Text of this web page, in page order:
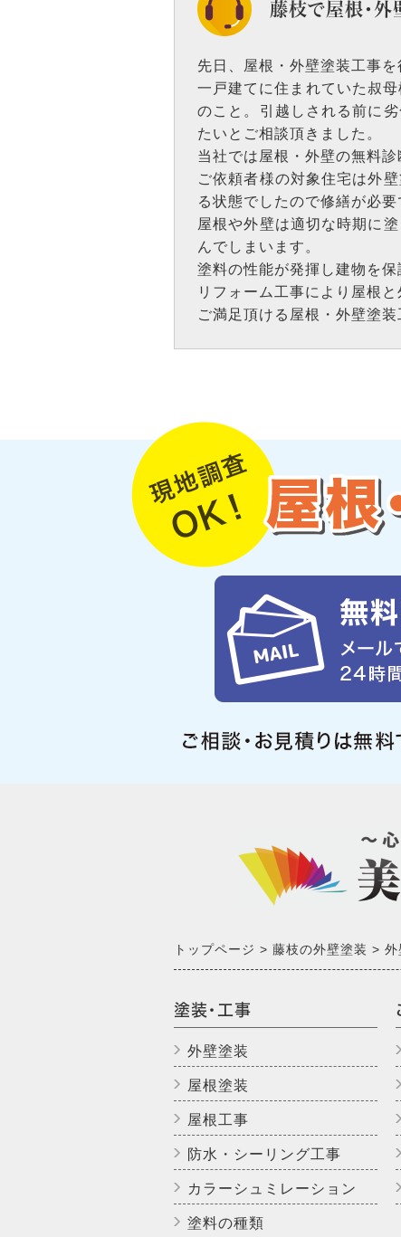
藤枝で屋根・外
先日、屋根・外壁塗装工事
一戸建てに住まれていた叔
のこと。引越しされる前に
たいとご相談頂きました。
当社では屋根・外壁の無料
ご依頼者様の対象住宅は外
る状態でしたので修繕が必要
屋根や外壁は適切な時期に
んでしまいます。
塗料の性能が発揮し建物を
リフォーム工事により屋根
ご満足頂ける屋根・外壁塗
トップページ 藤枝の外壁塗装 外
塗装・工事
外壁塗装
屋根塗装
屋根工事
防水・シーリング工事
カラーシュミレーション
塗料の種類